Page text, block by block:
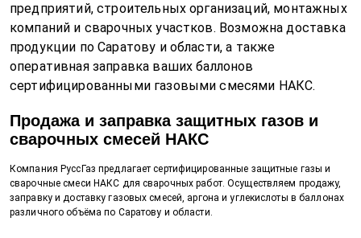
предприятий, строительных организаций, монтажных
компаний и сварочных участков. Возможна доставка
продукции по Саратову и области, а также
оперативная заправка ваших баллонов
сертифицированными газовыми смесями НАКС.
Продажа и заправка защитных газов и
сварочных смесей НАКС
Компания РуссГаз предлагает сертифицированные защитные газы и
сварочные смеси НАКС для сварочных работ. Осуществляем продажу,
заправку и доставку газовых смесей, аргона и углекислоты в баллонах
различного объёма по Саратову и области.